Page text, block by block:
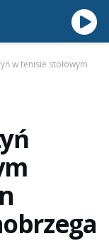
w tenisie stołowym